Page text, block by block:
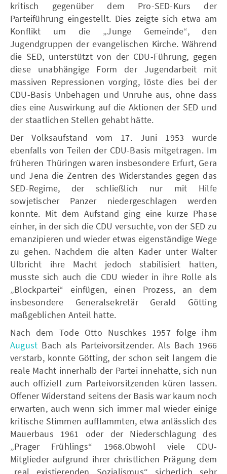
kritisch gegenüber dem Pro-SED-Kurs der
Parteiführung eingestellt. Dies zeigte sich etwa am
Konflikt um die „Junge Gemeinde“, den
Jugendgruppen der evangelischen Kirche. Während
die SED, unterstützt von der CDU-Führung, gegen
diese unabhängige Form der Jugendarbeit mit
massiven Repressionen vorging, löste dies bei der
CDU-Basis Unbehagen und Unruhe aus, ohne dass
dies eine Auswirkung auf die Aktionen der SED und
der staatlichen Stellen gehabt hätte.
Der Volksaufstand vom 17. Juni 1953 wurde
ebenfalls von Teilen der CDU-Basis mitgetragen. Im
früheren Thüringen waren insbesondere Erfurt, Gera
und Jena die Zentren des Widerstandes gegen das
SED-Regime, der schließlich nur mit Hilfe
sowjetischer Panzer niedergeschlagen werden
konnte. Mit dem Aufstand ging eine kurze Phase
einher, in der sich die CDU versuchte, von der SED zu
emanzipieren und wieder etwas eigenständige Wege
zu gehen. Nachdem die alten Kader unter Walter
Ulbricht ihre Macht jedoch stabilisiert hatten,
musste sich auch die CDU wieder in ihre Rolle als
„Blockpartei“ einfügen, einen Prozess, an dem
insbesondere Generalsekretär Gerald Götting
maßgeblichen Anteil hatte.
Nach dem Tode Otto Nuschkes 1957 folge ihm
August Bach als Parteivorsitzender. Als Bach 1966
verstarb, konnte Götting, der schon seit langem die
reale Macht innerhalb der Partei innehatte, sich nun
auch offiziell zum Parteivorsitzenden küren lassen.
Offener Widerstand seitens der Basis war kaum noch
erwarten, auch wenn sich immer mal wieder einige
kritische Stimmen aufflammten, etwa anlässlich des
Mauerbaus 1961 oder der Niederschlagung des
„Prager Frühlings“ 1968.Obwohl viele CDU-
Mitglieder aufgrund ihrer christlichen Prägung dem